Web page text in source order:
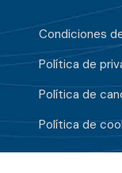
Condiciones
Política de
Política de
Política de